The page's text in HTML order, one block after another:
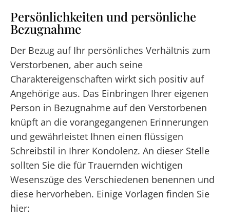
Persönlichkeiten und persönliche
Bezugnahme
Der Bezug auf Ihr persönliches Verhältnis zum
Verstorbenen, aber auch seine
Charaktereigenschaften wirkt sich positiv auf
Angehörige aus. Das Einbringen Ihrer eigenen
Person in Bezugnahme auf den Verstorbenen
knüpft an die vorangegangenen Erinnerungen
und gewährleistet Ihnen einen flüssigen
Schreibstil in Ihrer Kondolenz. An dieser Stelle
sollten Sie die für Trauernden wichtigen
Wesenszüge des Verschiedenen benennen und
diese hervorheben. Einige Vorlagen finden Sie
hier: